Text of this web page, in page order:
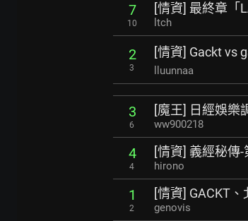
7
10
[情資] 最終章「
ltch
2
3
[情資] Gackt vs
lluunnaa
3
6
[魔王] 日經娛樂
ww900218
4
4
[情資] 義經秘傳
hirono
1
2
[情資] GACKT
genovis